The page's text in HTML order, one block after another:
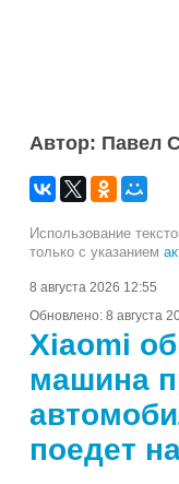
Автор: Павел
Использование
только с указанием
8 августа 2026 12:55
Обновлено: 8 августа
Xiaomi
машина
поедет